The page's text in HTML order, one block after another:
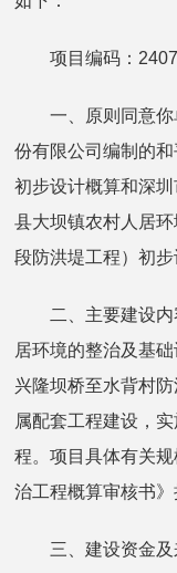
项目编码：2407-
一、原则同意你
份有限公司编制的
初步设计概算和深
县大坝镇农村人居
段防洪堤工程）初步
二、主要建设内
居环境的整治及基
兴隆坝桥至水背村
属配套工程建设，
程。项目具体有关
治工程概算审核书》
三、建设资金及